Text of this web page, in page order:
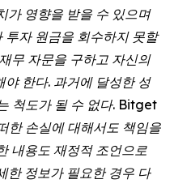
가 영향을 받을 수 있으며
자 원금을 회수하지 못할
무 자문을 구하고 자신의
한다. 과거에 달성한 성
척도가 될 수 없다. Bitget
한 손실에 대해서도 책임을
내용도 재정적 조언으로
한 정보가 필요한 경우 다